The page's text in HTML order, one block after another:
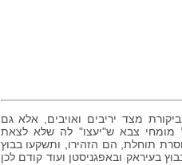
באוקטובר לוותה לא רק בביקורת מצד יריבים ואויבים, אלא גם
מומחי צבא ש"יעצו" לה שלא לצאת
תוחלת, הם הזהירו, ותשקעו בבוץ
בעיראק ובאפגניסטן ועוד קודם לכן